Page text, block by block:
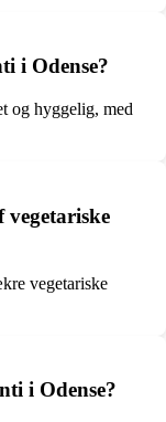
i Odense?
og hyggelig, med
vegetariske
i Odense?